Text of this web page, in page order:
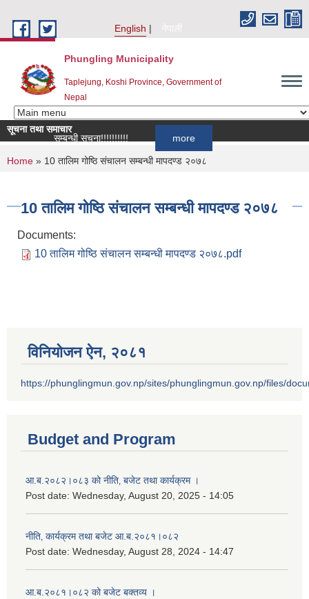
English
नेपाली
Phungling Municipality
Taplejung, Koshi Province, Government of
Nepal
सूचना तथा समाचार
आह्वान सम्बन्धी सूचना!!!!!!!!!!
You are here
Home » 10 तालिम गोष्ठि संचालन सम्बन्धी मापदण्ड २०७८
10 तालिम गोष्ठि संचालन सम्बन्धी मापदण्ड २०७८
Documents:
10 तालिम गोष्ठि संचालन सम्बन्धी मापदण्ड २०७८.pdf
विनियोजन ऐन‚ २०८१
https://phunglingmun.gov.np/sites/phunglingmun.gov.np/files/
Budget and Program
आ.ब.२०८२।०८३ को नीति‚ बजेट तथा कार्यक्रम ।
Post date: Wednesday, August 20, 2025 - 14:05
नीति‚ कार्यक्रम तथा बजेट आ.ब.२०८१।०८२
Post date: Wednesday, August 28, 2024 - 14:47
आ.ब.२०८१।०८२ को बजेट बक्तव्य ।